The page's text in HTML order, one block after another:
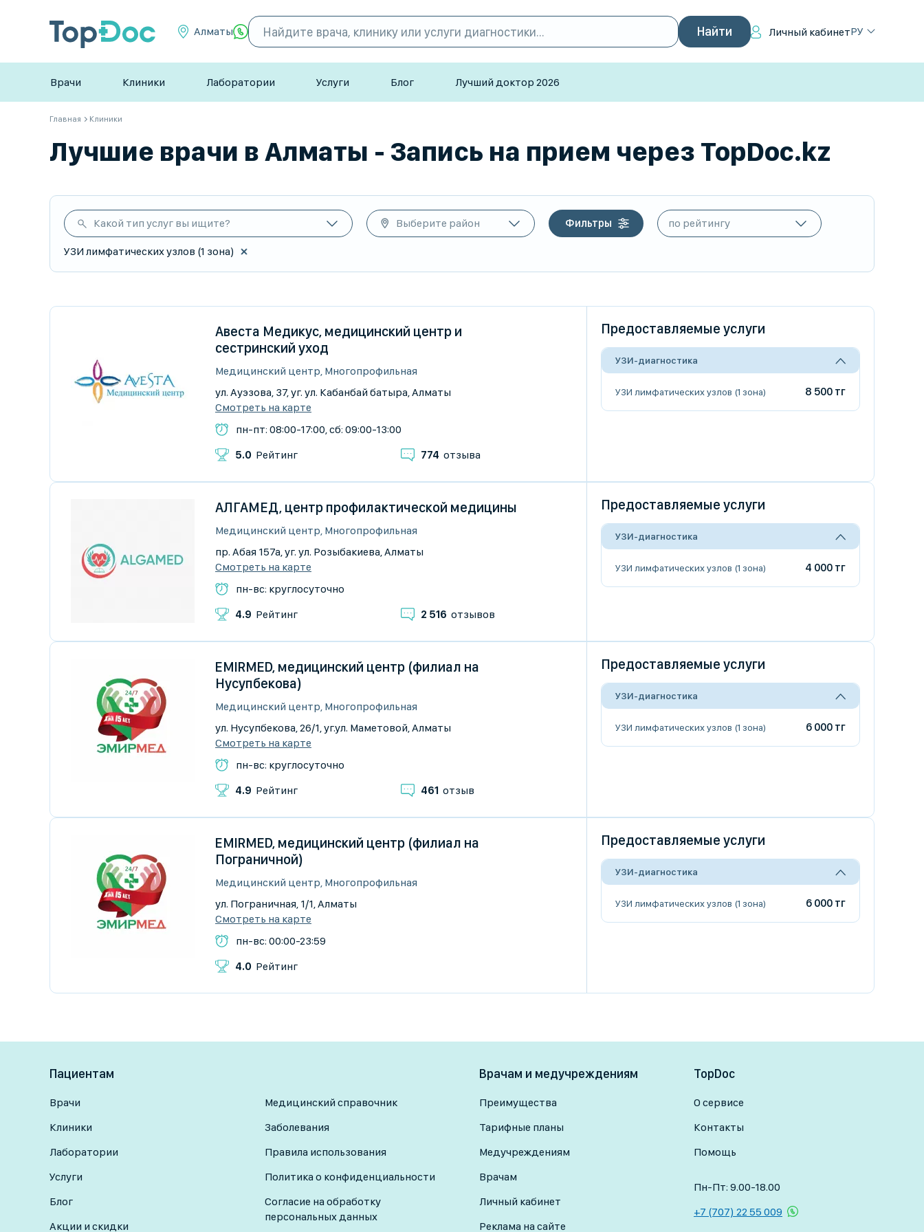
Алматы Личный кабинетРУ
Врачи Клиники Лаборатории Услуги Блог Лучший доктор 2026
Главная Клиники
Лучшие врачи в Алматы - Запись на прием через TopDoc.kz
Какой тип услуг вы ищите?
УЗИ лимфатических узлов (1 зона)
Выберите район Фильтры
Авеста Медикус, медицинский центр и
сестринский уход
Медицинский центр, Многопрофильная
ул. Ауэзова, 37, уг. ул. Кабанбай батыра, Алматы
Смотреть на карте
пн-пт: 08:00-17:00, сб: 09:00-13:00
5.0 Рейтинг 774 отзыва
Предоставляемые услуги
УЗИ-диагностика
УЗИ лимфатических узлов (1 зона) 8 500 тг
АЛГАМЕД, центр профилактической медицины
Медицинский центр, Многопрофильная
пр. Абая 157а, уг. ул. Розыбакиева, Алматы
Смотреть на карте
пн-вс: круглосуточно
4.9 Рейтинг 2 516 отзывов
Предоставляемые услуги
УЗИ-диагностика
УЗИ лимфатических узлов (1 зона) 4 000 тг
EMIRMED, медицинский центр (филиал на
Нусупбекова)
Медицинский центр, Многопрофильная
ул. Нусупбекова, 26/1, уг.ул. Маметовой, Алматы
Смотреть на карте
пн-вс: круглосуточно
4.9 Рейтинг 461 отзыв
Предоставляемые услуги
УЗИ-диагностика
УЗИ лимфатических узлов (1 зона) 6 000 тг
EMIRMED, медицинский центр (филиал на
Пограничной)
Медицинский центр, Многопрофильная
ул. Пограничная, 1/1, Алматы
Смотреть на карте
пн-вс: 00:00-23:59
4.0 Рейтинг
Предоставляемые услуги
УЗИ-диагностика
УЗИ лимфатических узлов (1 зона) 6 000 тг
Пациентам
Врачи
Клиники
Лаборатории
Услуги
Блог
Акции и скидки
Медицинский справочник
Заболевания
Правила использования
Политика о конфиденциальности
Согласие на обработку
персональных данных
Врачам и медучреждениям
Преимущества
Тарифные планы
Медучреждениям
Врачам
Личный кабинет
Реклама на сайте
TopDoc
О сервисе
Контакты
Помощь
Пн-Пт: 9.00-18.00
+7 (707) 22 55 009